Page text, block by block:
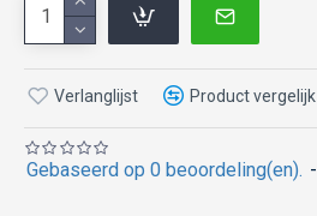
Gebaseerd op 0 beoordeling(en). -
Verlanglijst Product vergelijk